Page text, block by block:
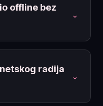
offline bez
⌄
radija
⌄